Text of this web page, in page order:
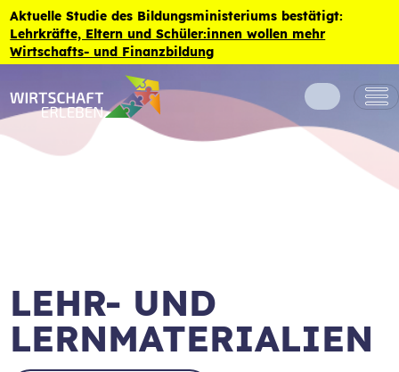
Zum Inhalt der Seite springen
Aktuelle Studie des Bildungsministeriums bestätigt:
Lehrkräfte, Eltern und Schüler:innen wollen mehr
Wirtschafts- und Finanzbildung
LEHR- UND
LERNMATERIALIEN